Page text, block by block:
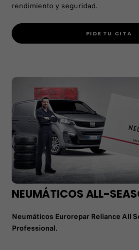
rendimiento y seguridad.
PIDE TU CITA
NEUMÁTICOS ALL-
Neumáticos Eurorepar Reliance All
Professional.